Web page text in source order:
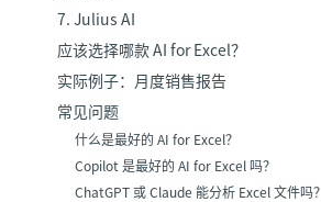
7. Julius AI
应该选择哪款 AI for Excel？
实际例子：月度销售报告
常见问题
什么是最好的 AI for Excel？
Copilot 是最好的 AI for Excel 吗？
ChatGPT 或 Claude 能分析 Excel 文件吗？